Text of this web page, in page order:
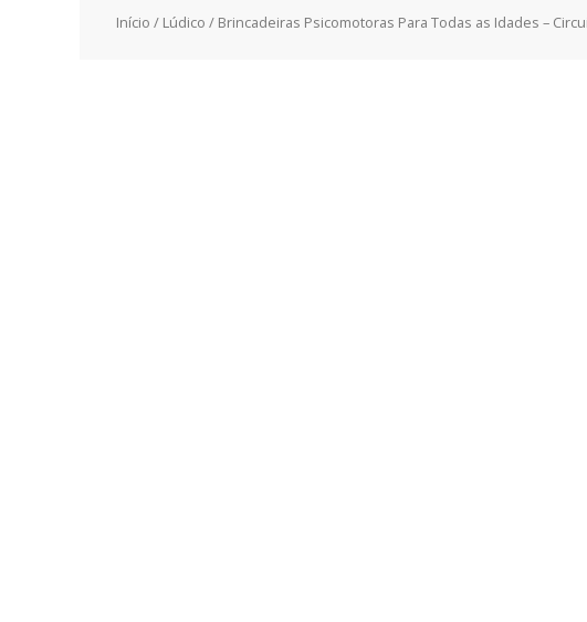
Início / Lúdico / Brincadeiras Psicomotoras Para Todas as Idades –